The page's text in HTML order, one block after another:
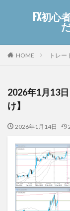
FX初心
HOME トレー
2026年1月13
け】
2026年1月14日